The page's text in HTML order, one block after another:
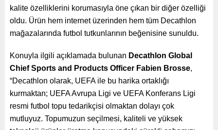
kalite özelliklerini korumasıyla öne çıkan bir diğer özelliği
oldu. Ürün hem internet üzerinden hem tüm Decathlon
mağazalarında futbol tutkunlarının beğenisine sunuldu.
Konuyla ilgili açıklamada bulunan Decathlon Global
Chief Sports and Products Officer Fabien Brosse,
“Decathlon olarak, UEFA ile bu harika ortaklığı
kurmaktan; UEFA Avrupa Ligi ve UEFA Konferans Ligi
resmi futbol topu tedarikçisi olmaktan dolayı çok
mutluyuz. Topumuzun seçilmesi, kaliteli ve yüksek